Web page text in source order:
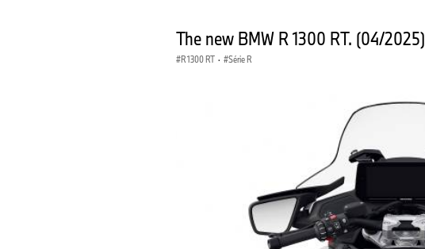
The new BMW R 1300 RT. (04/2025)
R 1300 RT · Série R